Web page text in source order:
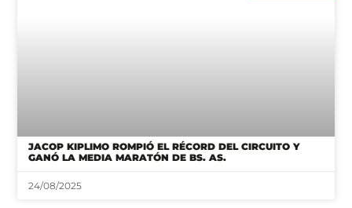
JACOP KIPLIMO ROMPIÓ EL RÉCORD DEL CIRCUITO Y
GANÓ LA MEDIA MARATÓN DE BS. AS.
24/08/2025